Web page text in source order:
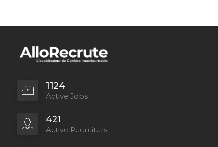
1124
Active Jobs
421
Active Recruiters